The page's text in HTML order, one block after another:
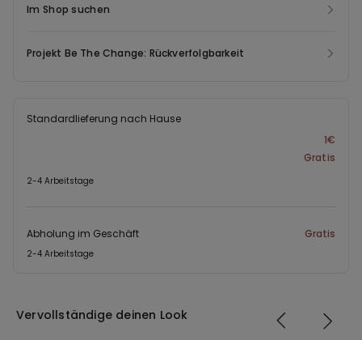
Im Shop suchen
Projekt Be The Change: Rückverfolgbarkeit
Standardlieferung nach Hause
1€
Gratis
2-4 Arbeitstage
Abholung im Geschäft Gratis
2-4 Arbeitstage
Vervollständige deinen Look